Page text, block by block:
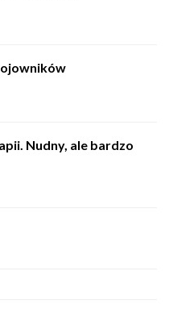
Nudny, ale bardzo